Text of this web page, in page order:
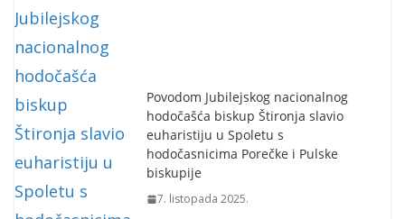
Povodom Jubilejskog nacionalnog
hodočašća biskup Štironja slavio
euharistiju u Spoletu s
hodočasnicima Porečke i Pulske
biskupije
7. listopada 2025.